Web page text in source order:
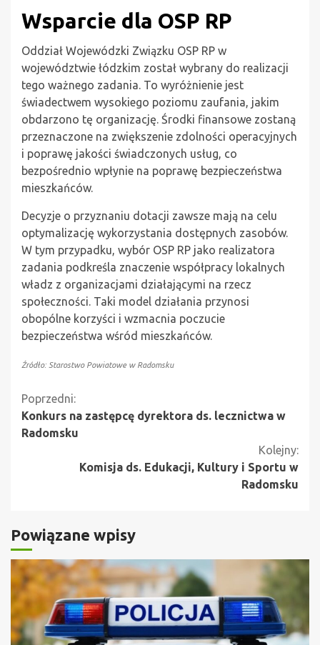
Wsparcie dla OSP RP
Oddział Wojewódzki Związku OSP RP w
województwie łódzkim został wybrany do realizacji
tego ważnego zadania. To wyróżnienie jest
świadectwem wysokiego poziomu zaufania, jakim
obdarzono tę organizację. Środki finansowe zostaną
przeznaczone na zwiększenie zdolności operacyjnych
i poprawę jakości świadczonych usług, co
bezpośrednio wpłynie na poprawę bezpieczeństwa
mieszkańców.
Decyzje o przyznaniu dotacji zawsze mają na celu
optymalizację wykorzystania dostępnych zasobów.
W tym przypadku, wybór OSP RP jako realizatora
zadania podkreśla znaczenie współpracy lokalnych
władz z organizacjami działającymi na rzecz
społeczności. Taki model działania przynosi
obopólne korzyści i wzmacnia poczucie
bezpieczeństwa wśród mieszkańców.
Źródło: Starostwo Powiatowe w Radomsku
Kontynuuj
czytanie
Poprzedni:
Konkurs na zastępcę dyrektora ds. lecznictwa w
Radomsku
Kolejny:
Komisja ds. Edukacji, Kultury i Sportu w
Radomsku
Powiązane wpisy